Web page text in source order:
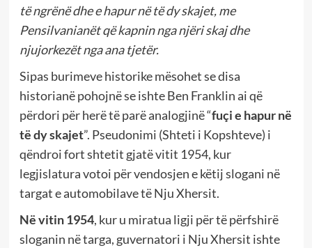
të ngrënë dhe e hapur në të dy skajet, me
Pensilvanianët që kapnin nga njëri skaj dhe
njujorkezët nga ana tjetër.
Sipas burimeve historike mësohet se disa
historianë pohojnë se ishte Ben Franklin ai që
përdori për herë të parë analogjinë “fuçi e hapur në
të dy skajet”. Pseudonimi (Shteti i Kopshteve) i
qëndroi fort shtetit gjatë vitit 1954, kur
legjislatura votoi për vendosjen e këtij slogani në
targat e automobilave të Nju Xhersit.
Në vitin 1954, kur u miratua ligji për të përfshirë
sloganin në targa, guvernatori i Nju Xhersit ishte